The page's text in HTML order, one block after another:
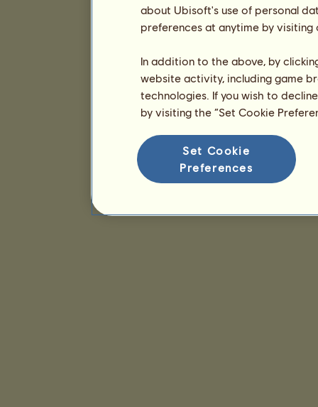
about Ubisoft's use of personal
preferences at anytime by
In addition to the above, by
website activity, including game
technologies. If you wish to
by visiting the “Set Cookie
Set Cookie
Preferences